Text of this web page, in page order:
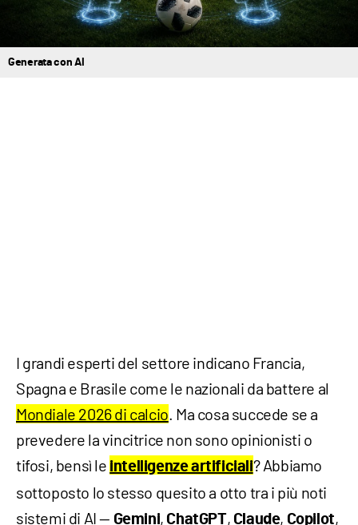
Generata con AI
I grandi esperti del settore indicano Francia,
Spagna e Brasile come le nazionali da battere al
Mondiale 2026 di calcio. Ma cosa succede se a
prevedere la vincitrice non sono opinionisti o
tifosi, bensì le intelligenze artificiali? Abbiamo
sottoposto lo stesso quesito a otto tra i più noti
sistemi di AI — Gemini, ChatGPT, Claude, Copilot,